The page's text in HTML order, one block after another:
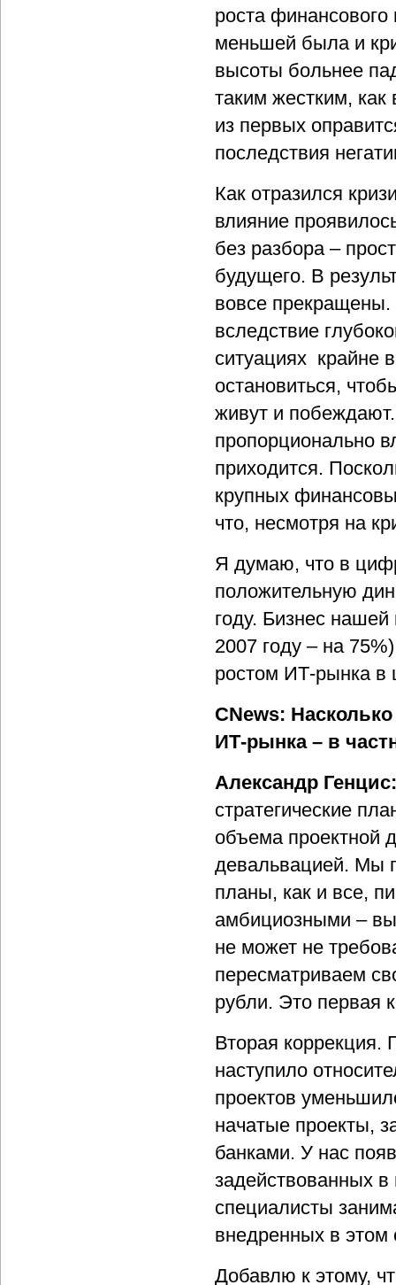
роста финансового
меньшей была и
высоты больнее
таким жестким, как
из первых
последствия
Как отразился
влияние
без разбора –
будущего. В
вовсе
вследствие
ситуациях крайне
остановиться,
живут и
пропорционально
приходится.
крупных
что, несмотря на
Я думаю, что в
положительную
году. Бизнес
2007 году – на
ростом ИТ-рынка в
CNews:
ИТ-рынка – в
Александр Генцис:
стратегические
объема проектной
девальвацией. Мы
планы, как и все,
амбициозными –
не может не
пересматриваем
рубли. Это первая
Вторая
наступило
проектов
начатые проекты,
банками. У нас
задействованных
специалисты
внедренных в этом
Добавлю к этому,